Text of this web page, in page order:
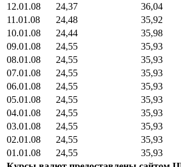
12.01.08
24,37
36,04
11.01.08
24,48
35,92
10.01.08
24,44
35,98
09.01.08
24,55
35,93
08.01.08
24,55
35,93
07.01.08
24,55
35,93
06.01.08
24,55
35,93
05.01.08
24,55
35,93
04.01.08
24,55
35,93
03.01.08
24,55
35,93
02.01.08
24,55
35,93
01.01.08
24,55
35,93